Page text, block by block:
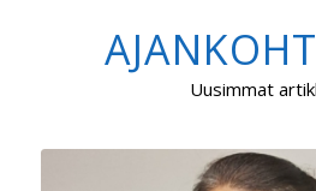
Uusimmat